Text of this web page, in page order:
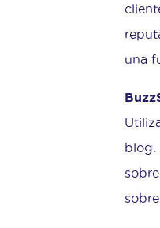
una
blog.